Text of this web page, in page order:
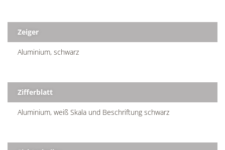
Zeiger
Aluminium, schwarz
Zifferblatt
Aluminium, weiß Skala und Beschriftung schwarz